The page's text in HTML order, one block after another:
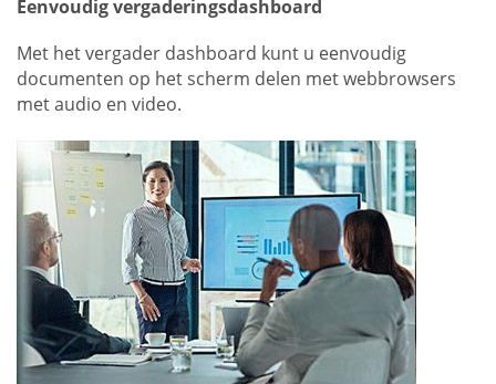
Eenvoudig vergaderingsdashboard
Met het vergader dashboard kunt u eenvoudig
documenten op het scherm delen met webbrowsers
met audio en video.